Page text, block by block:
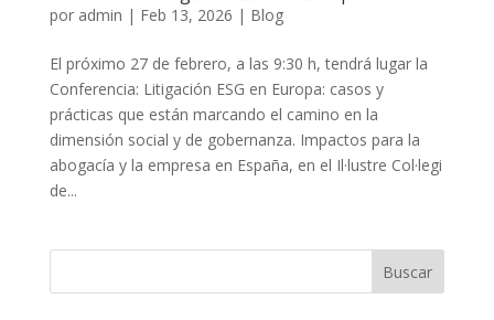
por admin | Feb 13, 2026 | Blog
El próximo 27 de febrero, a las 9:30 h, tendrá lugar la
Conferencia: Litigación ESG en Europa: casos y
prácticas que están marcando el camino en la
dimensión social y de gobernanza. Impactos para la
abogacía y la empresa en España, en el Il·lustre Col·legi
de...
Buscar